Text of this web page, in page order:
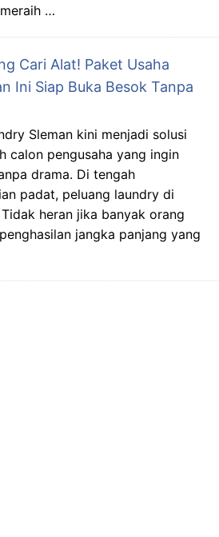
…
Cari Alat! Paket Usaha
Ini Siap Buka Besok Tanpa
Sleman kini menjadi solusi
calon pengusaha yang ingin
drama. Di tengah
padat, peluang laundry di
heran jika banyak orang
jangka panjang yang